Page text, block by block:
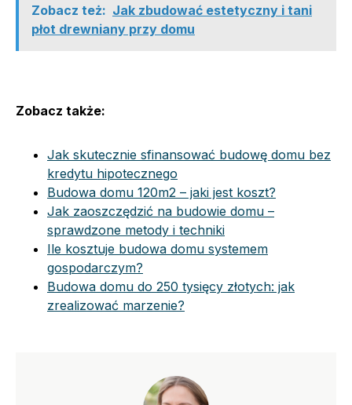
Zobacz też: Jak zbudować estetyczny i tani
płot drewniany przy domu
Zobacz także:
Jak skutecznie sfinansować budowę domu bez
kredytu hipotecznego
Budowa domu 120m2 – jaki jest koszt?
Jak zaoszczędzić na budowie domu –
sprawdzone metody i techniki
Ile kosztuje budowa domu systemem
gospodarczym?
Budowa domu do 250 tysięcy złotych: jak
zrealizować marzenie?